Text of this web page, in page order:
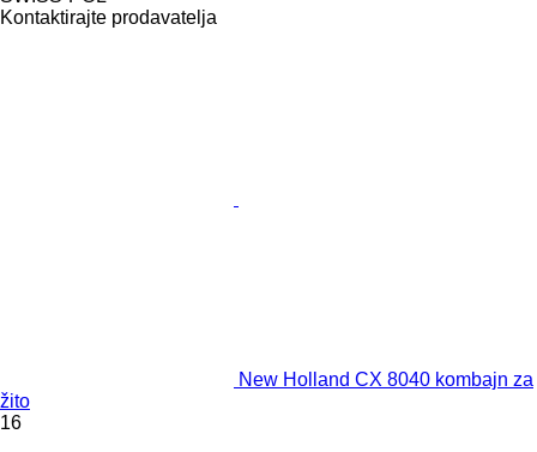
Kontaktirajte prodavatelja
New Holland CX 8040 kombajn za
žito
16